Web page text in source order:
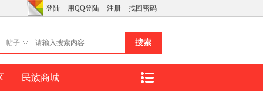
登陆 用QQ登陆 注册 找回密码
帖子 搜索
民族商城